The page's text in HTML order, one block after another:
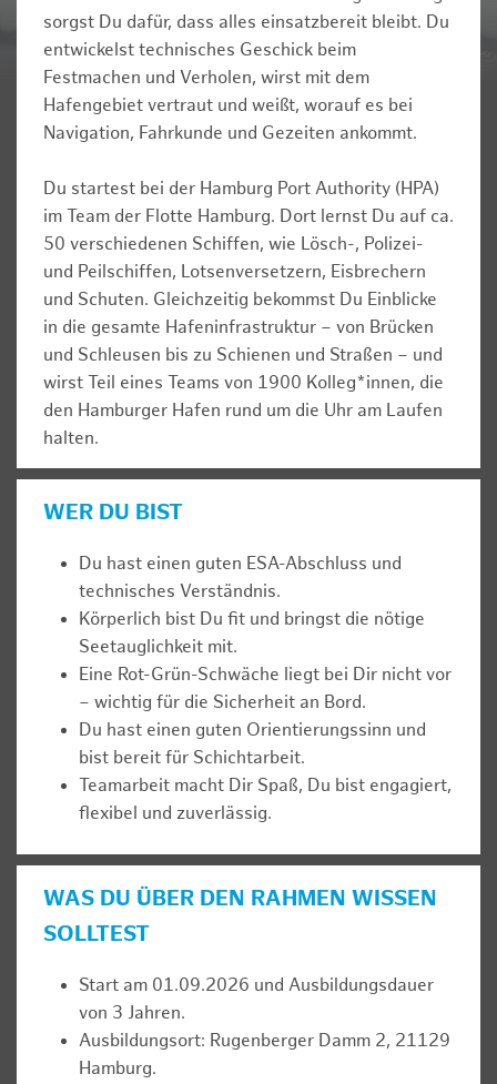
sorgst Du dafür, dass alles einsatzbereit bleibt. Du
entwickelst technisches Geschick beim
Festmachen und Verholen, wirst mit dem
Hafengebiet vertraut und weißt, worauf es bei
Navigation, Fahrkunde und Gezeiten ankommt.
Du startest bei der Hamburg Port Authority (HPA)
im Team der Flotte Hamburg. Dort lernst Du auf ca.
50 verschiedenen Schiffen, wie Lösch-, Polizei-
und Peilschiffen, Lotsenversetzern, Eisbrechern
und Schuten. Gleichzeitig bekommst Du Einblicke
in die gesamte Hafeninfrastruktur – von Brücken
und Schleusen bis zu Schienen und Straßen – und
wirst Teil eines Teams von 1900 Kolleg*innen, die
den Hamburger Hafen rund um die Uhr am Laufen
halten.
WER DU BIST
Du hast einen guten ESA-Abschluss und
technisches Verständnis.
Körperlich bist Du fit und bringst die nötige
Seetauglichkeit mit.
Eine Rot-Grün-Schwäche liegt bei Dir nicht vor
– wichtig für die Sicherheit an Bord.
Du hast einen guten Orientierungssinn und
bist bereit für Schichtarbeit.
Teamarbeit macht Dir Spaß, Du bist engagiert,
flexibel und zuverlässig.
WAS DU ÜBER DEN RAHMEN WISSEN
SOLLTEST
Start am 01.09.2026 und Ausbildungsdauer
von 3 Jahren.
Ausbildungsort: Rugenberger Damm 2, 21129
Hamburg.